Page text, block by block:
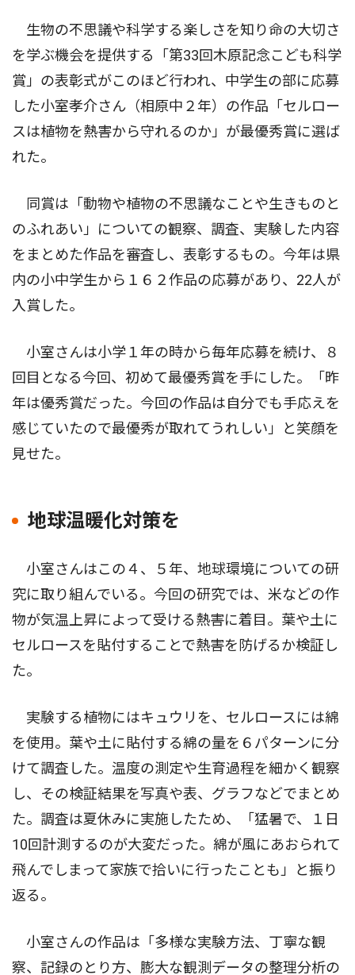
生物の不思議や科学する楽しさを知り命の大切さ
を学ぶ機会を提供する「第33回木原記念こども科学
賞」の表彰式がこのほど行われ、中学生の部に応募
した小室孝介さん（相原中２年）の作品「セルロー
スは植物を熱害から守れるのか」が最優秀賞に選ば
れた。
同賞は「動物や植物の不思議なことや生きものと
のふれあい」についての観察、調査、実験した内容
をまとめた作品を審査し、表彰するもの。今年は県
内の小中学生から１６２作品の応募があり、22人が
入賞した。
小室さんは小学１年の時から毎年応募を続け、８
回目となる今回、初めて最優秀賞を手にした。「昨
年は優秀賞だった。今回の作品は自分でも手応えを
感じていたので最優秀が取れてうれしい」と笑顔を
見せた。
地球温暖化対策を
小室さんはこの４、５年、地球環境についての研
究に取り組んでいる。今回の研究では、米などの作
物が気温上昇によって受ける熱害に着目。葉や土に
セルロースを貼付することで熱害を防げるか検証し
た。
実験する植物にはキュウリを、セルロースには綿
を使用。葉や土に貼付する綿の量を６パターンに分
けて調査した。温度の測定や生育過程を細かく観察
し、その検証結果を写真や表、グラフなどでまとめ
た。調査は夏休みに実施したため、「猛暑で、１日
10回計測するのが大変だった。綿が風にあおられて
飛んでしまって家族で拾いに行ったことも」と振り
返る。
小室さんの作品は「多様な実験方法、丁寧な観
察、記録のとり方、膨大な観測データの整理分析の